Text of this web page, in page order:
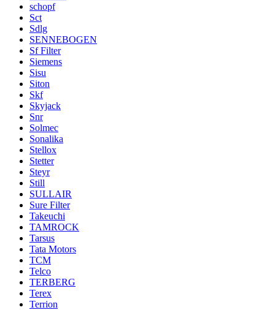
schopf
Sct
Sdlg
SENNEBOGEN
Sf Filter
Siemens
Sisu
Siton
Skf
Skyjack
Snr
Solmec
Sonalika
Stellox
Stetter
Steyr
Still
SULLAIR
Sure Filter
Takeuchi
TAMROCK
Tarsus
Tata Motors
TCM
Telco
TERBERG
Terex
Terrion